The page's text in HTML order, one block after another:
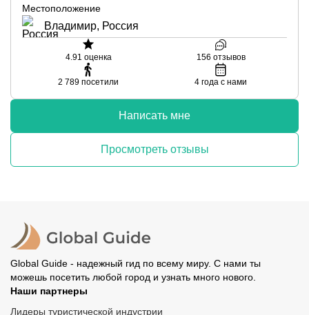
Местоположение
Владимир, Россия
4.91 оценка 156 отзывов
2 789 посетили 4 года с нами
Написать мне
Просмотреть отзывы
Global Guide - надежный гид по всему миру. С нами ты
можешь посетить любой город и узнать много нового.
Наши партнеры
Лидеры туристической индустрии